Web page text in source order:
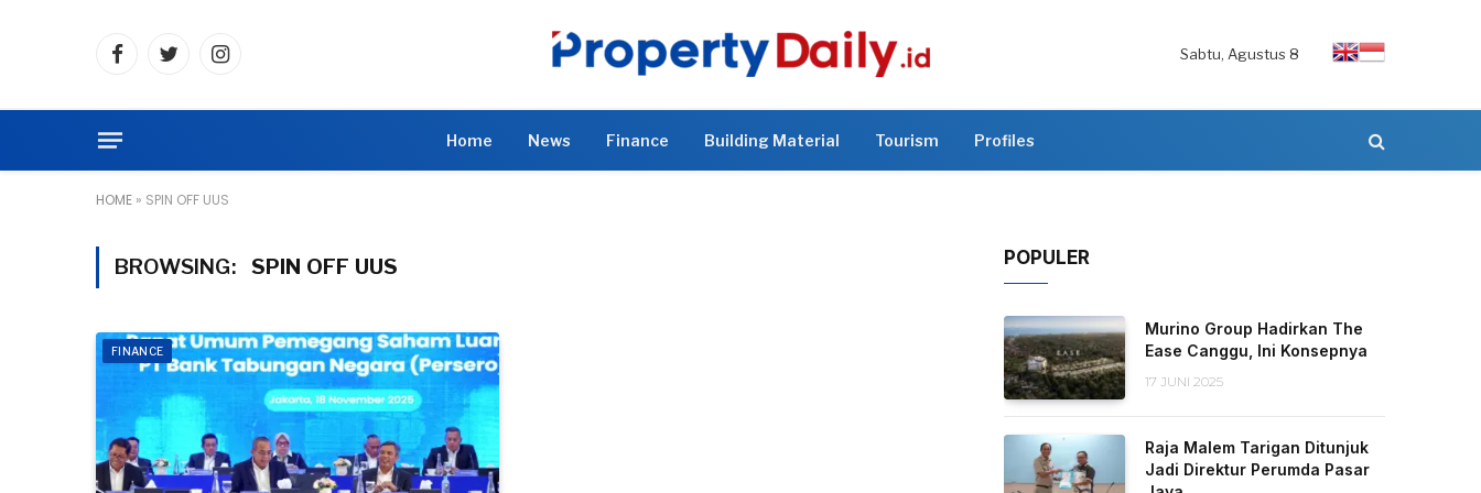
FacebookTwitterInstagram
Sabtu, Agustus 8
Home News Finance Building Material Tourism Profiles
HOME » SPIN OFF UUS
BROWSING: SPIN OFF UUS
FINANCE
POPULER
Murino Group Hadirkan The
Ease Canggu, Ini Konsepnya
17 JUNI 2025
Raja Malem Tarigan Ditunjuk
Jadi Direktur Perumda Pasar